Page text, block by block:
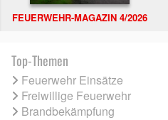
FEUERWEHR-MAGAZIN 4/2026
Top-Themen
Feuerwehr Einsätze
Freiwillige Feuerwehr
Brandbekämpfung